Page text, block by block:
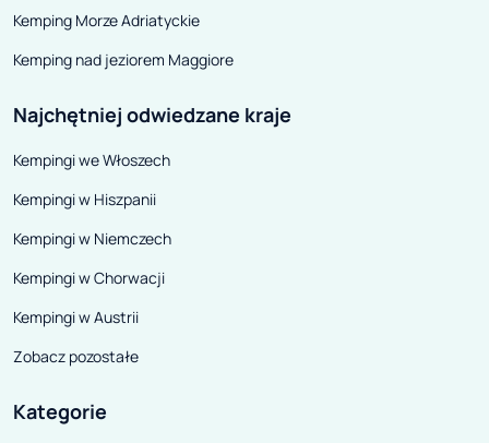
Kemping Morze Adriatyckie
Kemping nad jeziorem Maggiore
Najchętniej odwiedzane kraje
Kempingi we Włoszech
Kempingi w Hiszpanii
Kempingi w Niemczech
Kempingi w Chorwacji
Kempingi w Austrii
Zobacz pozostałe
Kategorie